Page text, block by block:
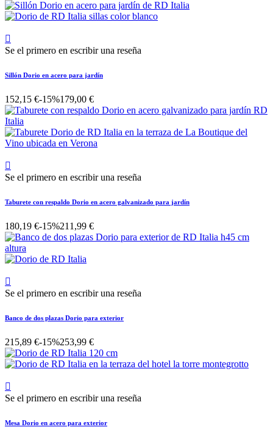

Se el primero en escribir una reseña
Sillón Dorio en acero para jardín
152,15 €-15%179,00 €

Se el primero en escribir una reseña
Taburete con respaldo Dorio en acero galvanizado para jardín
180,19 €-15%211,99 €

Se el primero en escribir una reseña
Banco de dos plazas Dorio para exterior
215,89 €-15%253,99 €

Se el primero en escribir una reseña
Mesa Dorio en acero para exterior